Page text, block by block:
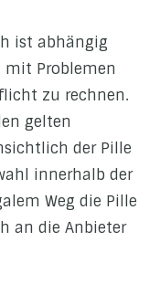
ist abhängig
mit Problemen
zu rechnen.
gelten
der Pille
innerhalb der
Weg die Pille
an die Anbieter